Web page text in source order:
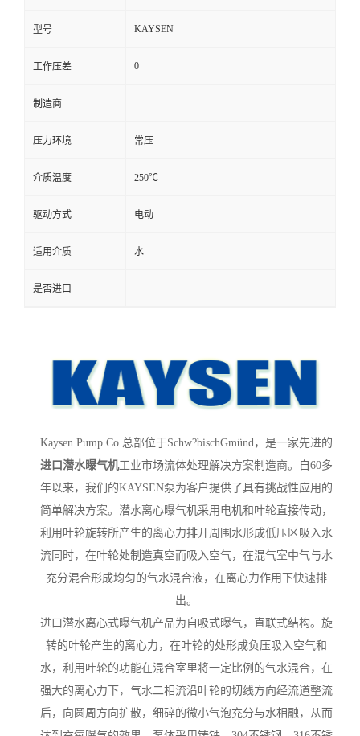
型号 KAYSEN
工作压差 0
制造商
压力环境 常压
介质温度 250℃
驱动方式 电动
适用介质 水
是否进口
Kaysen Pump Co.总部位于Schw?bischGmünd，是一家先进的
进口 潜水曝气机工业市场流体处理解决方案制造商。自60多
年以来，我们的KAYSEN泵为客户提供了具有挑战性应用的
简单解决方案。 潜水离心曝气机采用电机和叶轮直接传动，
利用叶轮旋转所产生的离心力排开周围水形成低压区吸入水
流同时，在叶轮处制造真空而吸入空气，在混气室中气与水
充分混合形成均匀的气水混合液，在离心力作用下快速排
出。
进口潜水离心式曝气机产品为自吸式曝气，直联式结构。旋
转的叶轮产生的离心力，在叶轮的处形成负压吸入空气和
水，利用叶轮的功能在混合室里将一定比例的气水混合，在
强大的离心力下，气水二相流沿叶轮的切线方向经流道整流
后，向圆周方向扩散，细碎的微小气泡充分与水相融，从而